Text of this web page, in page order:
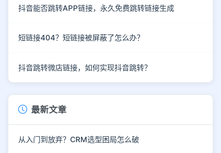
抖音能否跳转APP链接，永久免费跳转链接生成
短链接404？短链接被屏蔽了怎么办？
抖音跳转微店链接，如何实现抖音跳转？
最新文章
从入门到放弃？CRM选型困局怎么破